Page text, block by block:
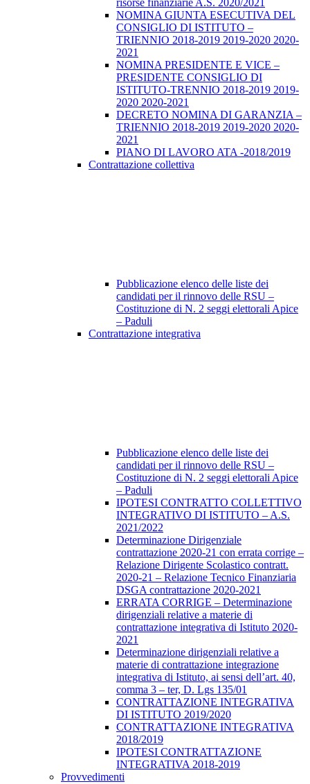
risorse finanziarie A.S. 2020/2021
NOMINA GIUNTA ESECUTIVA DEL
CONSIGLIO DI ISTITUTO –
TRIENNIO 2018-2019 2019-2020 2020-
2021
NOMINA PRESIDENTE E VICE –
PRESIDENTE CONSIGLIO DI
ISTITUTO-TRENNIO 2018-2019 2019-
2020 2020-2021
DECRETO NOMINA DI GARANZIA –
TRIENNIO 2018-2019 2019-2020 2020-
2021
PIANO DI LAVORO ATA -2018/2019
Contrattazione collettiva
Pubblicazione elenco delle liste dei
candidati per il rinnovo delle RSU –
Costituzione di N. 2 seggi elettorali Apice
– Paduli
Contrattazione integrativa
Pubblicazione elenco delle liste dei
candidati per il rinnovo delle RSU –
Costituzione di N. 2 seggi elettorali Apice
– Paduli
IPOTESI CONTRATTO COLLETTIVO
INTEGRATIVO DI ISTITUTO – A.S.
2021/2022
Determinazione Dirigenziale
contrattazione 2020-21 con errata corrige –
Relazione Dirigente Scolastico contratt.
2020-21 – Relazione Tecnico Finanziaria
DSGA contrattazione 2020-2021
ERRATA CORRIGE – Determinazione
dirigenziali relative a materie di
contrattazione integrativa di Istituto 2020-
2021
Determinazione dirigenziali relative a
materie di contrattazione integrazione
integrativa di Istituto, ai sensi dell’art. 40,
comma 3 – ter, D. Lgs 135/01
CONTRATTAZIONE INTEGRATIVA
DI ISTITUTO 2019/2020
CONTRATTAZIONE INTEGRATIVA
2018/2019
IPOTESI CONTRATTAZIONE
INTEGRATIVA 2018-2019
Provvedimenti